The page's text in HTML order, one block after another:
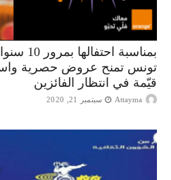
تونس تمنح عروض حصرية
قيّمة في انتظار الفائزين
Attayma سبتمبر 21, 2020